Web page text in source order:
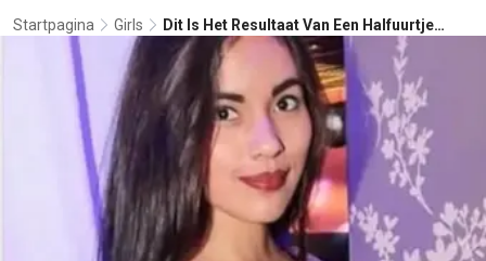
Startpagina Girls
Dit Is Het Resultaat Van Een Halfuurtje
Tinderen In Bogotá